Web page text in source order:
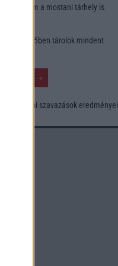
Nem, nekem a mostani tárhely is
Inkább felhőben tárolok mindent
Korábbi szavazások eredményei